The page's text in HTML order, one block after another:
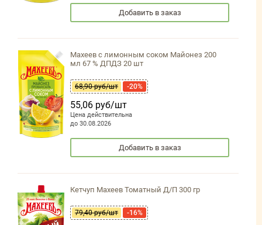
Добавить в заказ
Махеев с лимонным соком Майонез 200
мл 67 % ДПДЗ 20 шт
68,90 руб/шт -20%
55,06 руб/шт
Цена действительна
до 30.08.2026
Добавить в заказ
Кетчуп Махеев Томатный Д/П 300 гр
79,40 руб/шт -16%